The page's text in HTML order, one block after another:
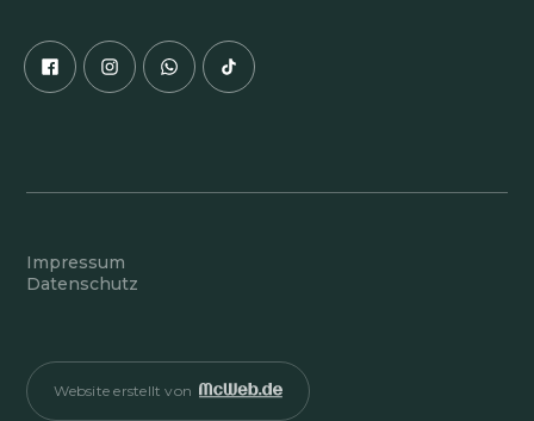
Impressum
Datenschutz
Website erstellt von